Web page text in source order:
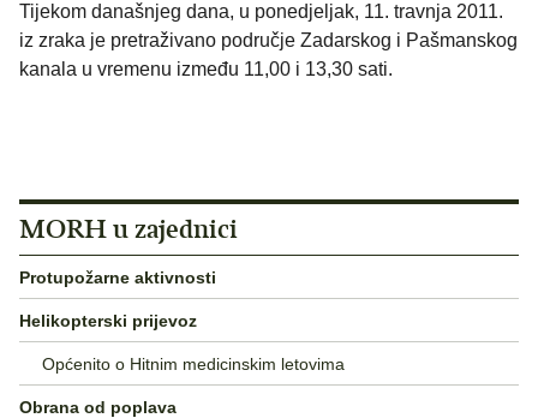
Tijekom današnjeg dana, u ponedjeljak, 11. travnja 2011.
iz zraka je pretraživano područje Zadarskog i Pašmanskog
kanala u vremenu između 11,00 i 13,30 sati.
MORH u zajednici
Protupožarne aktivnosti
Helikopterski prijevoz
Općenito o Hitnim medicinskim letovima
Obrana od poplava